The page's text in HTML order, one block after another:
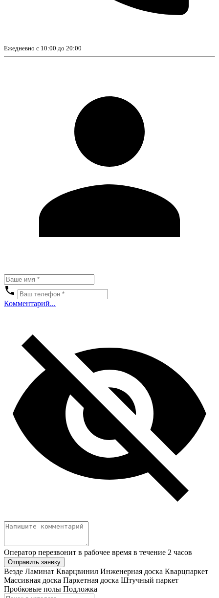
Ежедневно с 10:00 до 20:00
Комментарий...
Оператор перезвонит в рабочее время в течение 2 часов
Отправить заявку
Везде Ламинат Кварцвинил Инженерная доска Кварцпаркет
Массивная доска Паркетная доска Штучный паркет
Пробковые полы Подложка